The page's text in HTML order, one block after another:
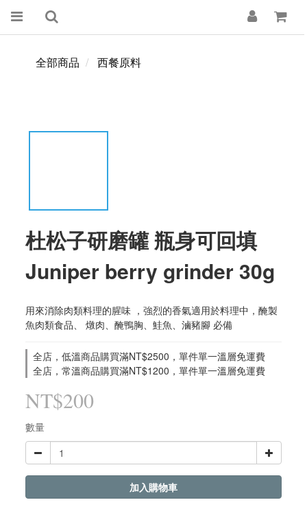
全部商品 西餐原料
杜松子研磨罐 瓶身可回填
Juniper berry grinder 30g
用來消除肉類料理的腥味 ，強烈的香氣適用於料理中，醃製
魚肉類食品、 燉肉、醃鴨胸、鮭魚、滷豬腳 必備
全店，低溫商品購買滿NT$2500，單件單一溫層免運費
全店，常溫商品購買滿NT$1200，單件單一溫層免運費
NT$200
數量
加入購物車